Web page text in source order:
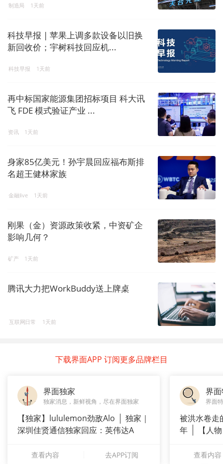
制造局 1天前
科技早报 | 苹果上调多款设备以旧换
新回收价；宇树科技回应机...
科技早报 1天前
再中标国家能源集团招标项目 科大讯
飞 FDE 模式验证产业 ...
资讯 1天前
身家85亿美元！孙宇晨回应福布斯排
名超王健林家族
金融live 1天前
刚果（金）资源政策收紧，中资矿企
影响几何？
矿产 1天前
腾讯大力把WorkBuddy送上牌桌
互联网日常 1天前
下载界面APP 订阅更多品牌栏目
界面独家
独家消息，新鲜视角，尽在界面独家
【独家】lululemon劲敌Alo
独家｜
深圳佳贤通信独家回应：英伟达A
查看内容 去APP订阅
界
界面
被洪水卷走
年
【人
查看内容